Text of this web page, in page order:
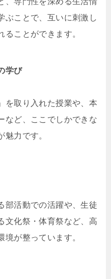
ぶことで、互いに刺激し
ことができます。
学び
を取り入れた授業や、本
など、ここでしかできな
魅力です。
部活動での活躍や、生徒
文化祭・体育祭など、高
が整っています。